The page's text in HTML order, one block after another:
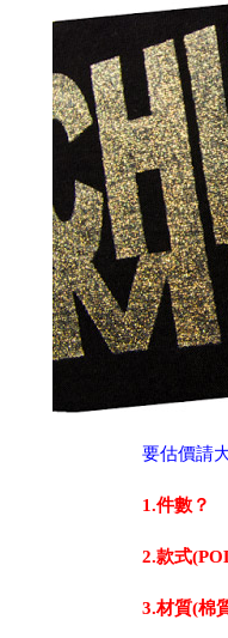
要估價請
1.件數？
2.款式
3.材質(棉